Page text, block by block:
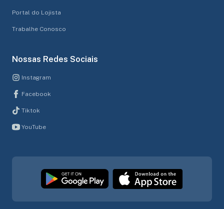
Portal do Lojista
Trabalhe Conosco
Nossas Redes Sociais
Instagram
Facebook
Tiktok
YouTube